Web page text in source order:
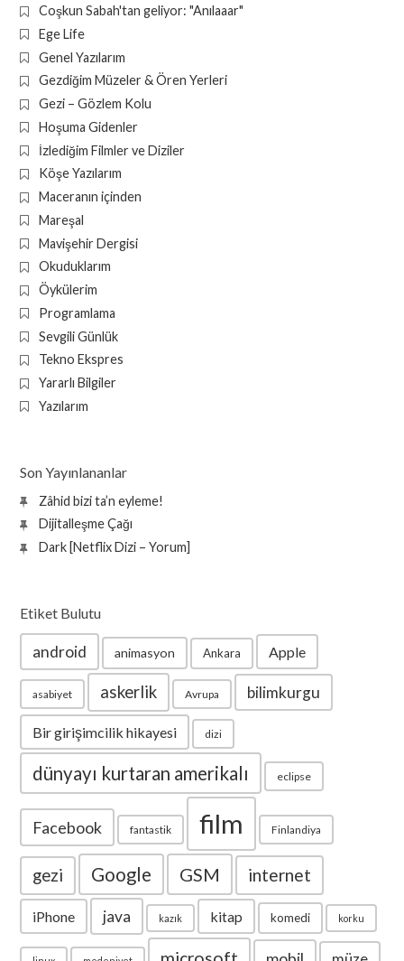
Coşkun Sabah'tan geliyor: "Anılaaar"
Ege Life
Genel Yazılarım
Gezdiğim Müzeler & Ören Yerleri
Gezi – Gözlem Kolu
Hoşuma Gidenler
İzlediğim Filmler ve Diziler
Köşe Yazılarım
Maceranın içinden
Mareşal
Mavişehir Dergisi
Okuduklarım
Öykülerim
Programlama
Sevgili Günlük
Tekno Ekspres
Yararlı Bilgiler
Yazılarım
Son Yayınlananlar
Zâhid bizi ta’n eyleme!
Dijitalleşme Çağı
Dark [Netflix Dizi – Yorum]
Etiket Bulutu
android animasyon Ankara Apple
asabiyet askerlik Avrupa bilimkurgu
Bir girişimcilik hikayesi dizi
dünyayı kurtaran amerikalı eclipse
Facebook fantastik film Finlandiya
gezi Google GSM internet
iPhone java kazık kitap komedi korku